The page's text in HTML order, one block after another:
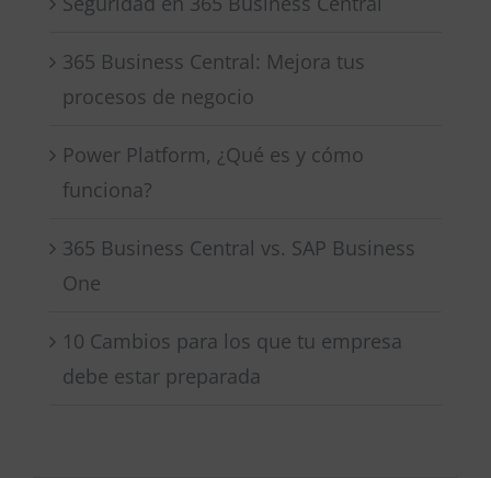
365 Business Central: Mejora tus
procesos de negocio
Power Platform, ¿Qué es y cómo
funciona?
365 Business Central vs. SAP Business
One
10 Cambios para los que tu empresa
debe estar preparada